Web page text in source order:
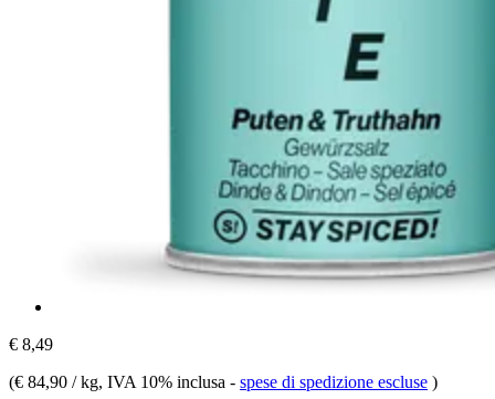
€ 8,49
(€ 84,90 / kg, IVA 10% inclusa - spese di spedizione escluse )